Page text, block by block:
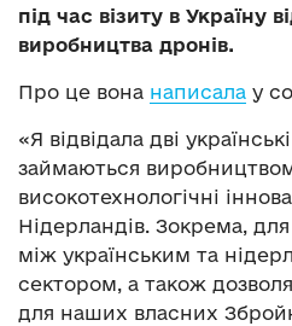
під час візиту в Україну
виробництва дронів.
Про це вона написала у
«Я відвідала дві
займаються
високотехнологічні
Нідерландів. Зокрема, для
між українським та
сектором, а також
для наших власних